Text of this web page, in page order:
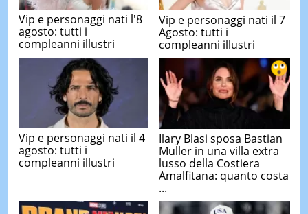
Vip e personaggi nati l'8
agosto: tutti i
compleanni illustri
Vip e personaggi nati il 7
Agosto: tutti i
compleanni illustri
Vip e personaggi nati il 4
agosto: tutti i
compleanni illustri
Ilary Blasi sposa Bastian
Muller in una villa extra
lusso della Costiera
Amalfitana: quanto costa
...